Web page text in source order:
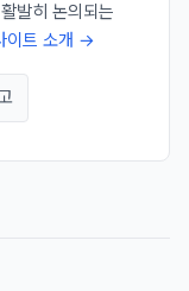
발히 논의되는
이트 소개 →